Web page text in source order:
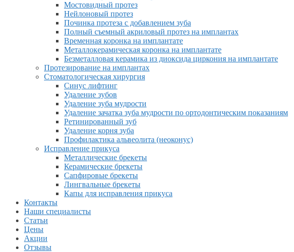
Мостовидный протез
Нейлоновый протез
Починка протеза с добавлением зуба
Полный съемный акриловый протез на имплантах
Временная коронка на имплантате
Металлокерамическая коронка на имплантате
Безметалловая керамика из диоксида циркония на имплантате
Протезирование на имплантах
Стоматологическая хирургия
Синус лифтинг
Удаление зубов
Удаление зуба мудрости
Удаление зачатка зуба мудрости по ортодонтическим показаниям
Ретинированный зуб
Удаление корня зуба
Профилактика альвеолита (неоконус)
Исправление прикуса
Металлические брекеты
Керамические брекеты
Сапфировые брекеты
Лингвальные брекеты
Капы для исправления прикуса
Контакты
Наши специалисты
Статьи
Цены
Акции
Отзывы